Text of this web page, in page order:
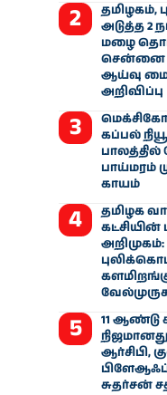
தமிழகம்,
அடுத்த 2
மழை
சென்னை
ஆய்வு
அறிவிப்பு
கப்பல்
பாலத்தில்
பாய்மரம்
காயம்
தமிழக
கட்சியின்
அறிமுகம்:
11 ஆண்டு
ஆர்சிபி,
சுதர்சன்